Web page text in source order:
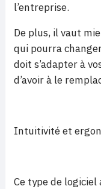
l’entreprise.
De plus, il vaut
qui pourra
doit s’adapter à
d’avoir à le
Intuitivité et
Ce type de